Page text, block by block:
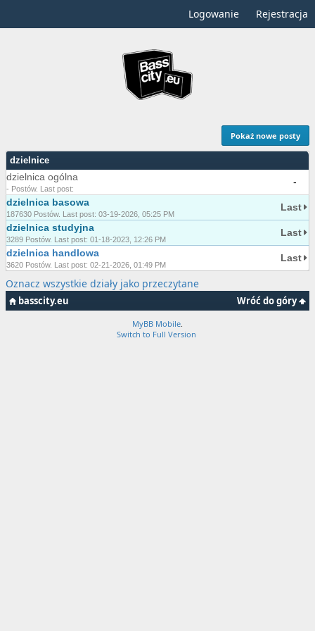
Logowanie Rejestracja
Pokaż nowe posty
dzielnice
dzielnica ogólna
- Postów. Last post:
-
dzielnica basowa
187630 Postów. Last post: 03-19-2026, 05:25 PM
Last
dzielnica studyjna
3289 Postów. Last post: 01-18-2023, 12:26 PM
Last
dzielnica handlowa
3620 Postów. Last post: 02-21-2026, 01:49 PM
Last
Oznacz wszystkie działy jako przeczytane
Wróć do góry
basscity.eu
MyBB Mobile.
Switch to Full Version